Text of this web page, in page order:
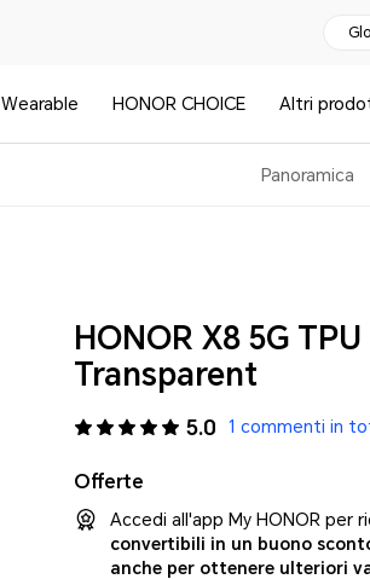
Wearable HONOR CHOICE Altri
Panoramica
HONOR X8 5G
Transparent
5.0 1 commenti in
Offerte
Accedi all'app My HONOR per
convertibili in un buono
anche per ottenere ulteriori